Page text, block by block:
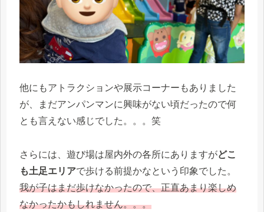
他にもアトラクションや展示コーナーもありました
が、まだアンパンマンに興味がない頃だったので何
とも言えない感じでした。。。笑
さらには、遊び場は屋内外の各所にありますがどこ
も土足エリアで歩ける前提かなという印象でした。
我が子はまだ歩けなかったので、正直あまり楽しめ
なかったかもしれません。。。